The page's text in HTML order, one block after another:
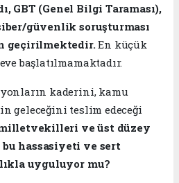
GBT (Genel Bilgi Taraması),
güvenlik soruşturması
geçirilmektedir. En küçük
başlatılmamaktadır.
kaderini, kamu
geleceğini teslim edeceği
ve üst düzey
hassasiyeti ve sert
uyguluyor mu?